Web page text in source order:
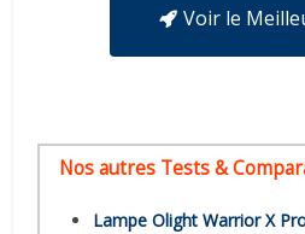
Voir le
Nos autres Tests &
Lampe Olight Warrior X